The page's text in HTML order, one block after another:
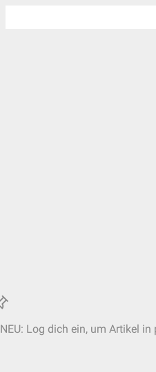
NEU: Log dich ein, um Artikel